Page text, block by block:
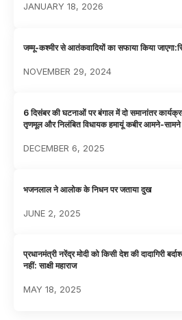
JANUARY 18, 2026
जम्मू-कश्मीर से आतंकवादियों का सफाया किया
NOVEMBER 29, 2024
6 दिसंबर की घटनाओं पर बंगाल में दो समानांतर
तृणमूल और निलंबित विधायक हमायूं कबीर आमने-सामने
DECEMBER 6, 2025
भजनलाल ने आलोक के निधन पर जताया दुख
JUNE 2, 2025
प्रधानमंत्री नरेंद्र मोदी को किसी देश की दादागिरी
नहीं: साक्षी महाराज
MAY 18, 2025